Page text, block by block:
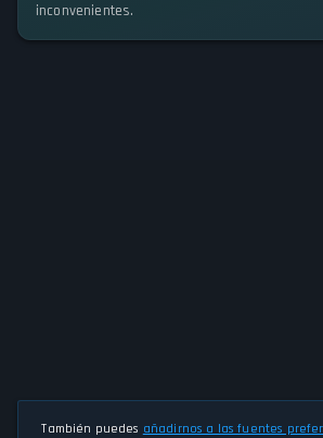
inconvenientes.
También puedes añadirnos a las fuentes